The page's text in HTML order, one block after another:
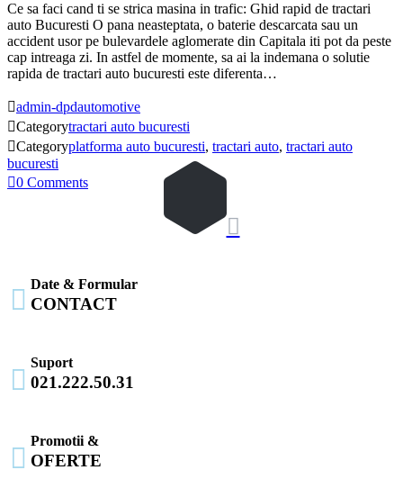
Ce sa faci cand ti se strica masina in trafic: Ghid rapid de tractari
auto Bucuresti O pana neasteptata, o baterie descarcata sau un
accident usor pe bulevardele aglomerate din Capitala iti pot da peste
cap intreaga zi. In astfel de momente, sa ai la indemana o solutie
rapida de tractari auto bucuresti este diferenta…
admin-dpdautomotive
Categorytractari auto bucuresti
Categoryplatforma auto bucuresti, tractari auto, tractari auto
bucuresti
0 Comments

 Date & Formular
CONTACT

Suport
021.222.50.31

Promotii &
OFERTE